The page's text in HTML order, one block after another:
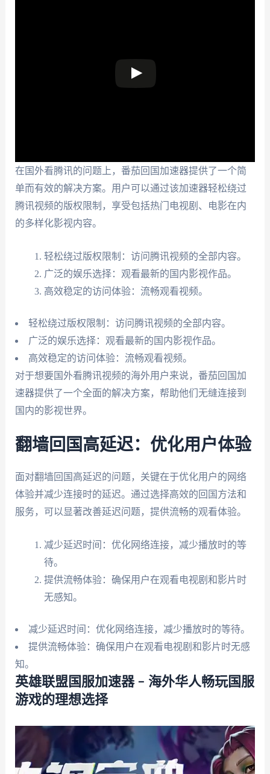
在国外看腾讯的问题上，番茄回国加速器提供了一个简
单而有效的解决方案。用户可以通过该加速器轻松绕过
腾讯视频的版权限制，享受包括热门电视剧、电影在内
的多样化影视内容。
轻松绕过版权限制：访问腾讯视频的全部内容。
广泛的娱乐选择：观看最新的国内影视作品。
高效稳定的访问体验：流畅观看视频。
轻松绕过版权限制：访问腾讯视频的全部内容。
广泛的娱乐选择：观看最新的国内影视作品。
高效稳定的访问体验：流畅观看视频。
对于想要国外看腾讯视频的海外用户来说，番茄回国加
速器提供了一个全面的解决方案，帮助他们无缝连接到
国内的影视世界。
翻墙回国高延迟：优化用户体验
面对翻墙回国高延迟的问题，关键在于优化用户的网络
体验并减少连接时的延迟。通过选择高效的回国方法和
服务，可以显著改善延迟问题，提供流畅的观看体验。
减少延迟时间：优化网络连接，减少播放时的等
待。
提供流畅体验：确保用户在观看电视剧和影片时
无感知。
减少延迟时间：优化网络连接，减少播放时的等待。
提供流畅体验：确保用户在观看电视剧和影片时无感
知。
英雄联盟国服加速器 – 海外华人畅玩国服
游戏的理想选择